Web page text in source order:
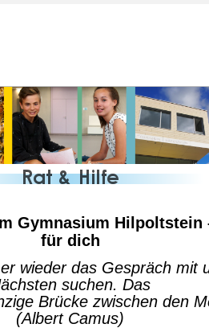
Gymnasium Hilpoltstein
für dich
wieder das Gespräch mit
suchen. Das
Brücke zwischen den
(Albert Camus)